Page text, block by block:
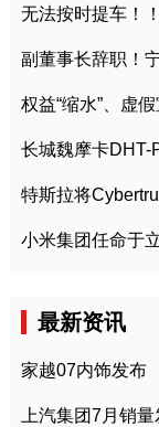
副董事长辞职！
长城魏摩卡DHT-
最新资讯
家越07内饰发布
上汽集团7月销量